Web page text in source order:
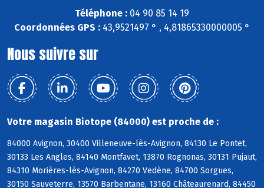
Téléphone : 04 90 85 14 19
Coordonnées GPS : 43,9521497 ° , 4,81865330000005 °
Nous suivre sur
Votre magasin Biotope (84000) est proche de :
84000 Avignon, 30400 Villeneuve-lès-Avignon, 84130 Le Pontet,
30133 Les Angles, 84140 Montfavet, 13870 Rognonas, 30131 Pujaut,
84310 Morières-lès-Avignon, 84270 Vedène, 84700 Sorgues,
30150 Sauveterre, 13570 Barbentane, 13160 Châteaurenard, 84450